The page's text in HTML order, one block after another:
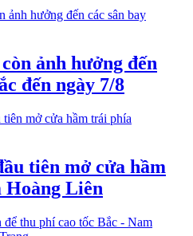
ảnh hưởng đến
đến ngày 7/8
tiên mở cửa hầm
Liên